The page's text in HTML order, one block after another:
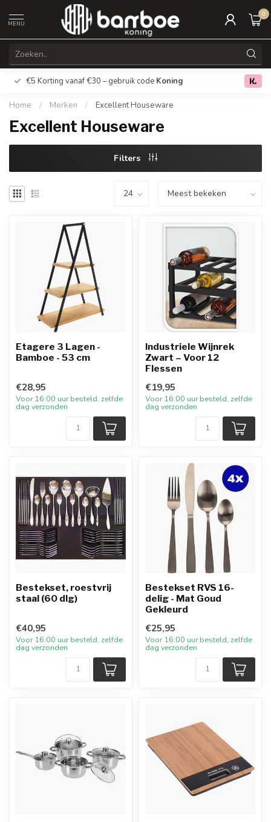
MENU
0
€5 Korting vanaf €30 – gebruik code Koning Gratis
Home / Merken / Excellent Houseware
Excellent Houseware
Filters
Etagere 3 Lagen -
Bamboe - 53 cm
€28,95
Voor 16:00 uur besteld, zelfde
dag verzonden
Industriele Wijnrek
Zwart – Voor 12
Flessen
€19,95
Voor 16:00 uur besteld, zelfde
dag verzonden
Bestekset, roestvrij
staal (60 dlg)
€40,95
Voor 16:00 uur besteld, zelfde
dag verzonden
Bestekset RVS 16-
delig - Mat Goud
Gekleurd
€25,95
Voor 16:00 uur besteld, zelfde
dag verzonden